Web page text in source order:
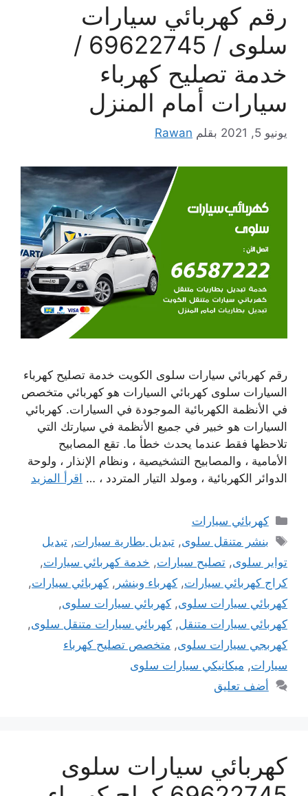
رقم كهربائي سيارات
سلوى / 69622745 /
خدمة تصليح كهرباء
سيارات أمام المنزل
يونيو 5, 2021 بقلم Rawan
رقم كهربائي سيارات سلوى الكويت خدمة تصليح كهرباء
السيارات سلوى كهربائي السيارات هو كهربائي متخصص
في الأنظمة الكهربائية الموجودة في السيارات. كهربائي
السيارات هو خبير في جميع الأنظمة في سيارتك التي
تلاحظها فقط عندما يحدث خطأ ما. تقع المصابيح
الأمامية ، والمصابيح التشخيصية ، ونظام الإنذار ، ولوحة
الدوائر الكهربائية ، ومولد التيار المتردد ، … اقرأ المزيد
التصنيفات
كهربائي سيارات
الوسوم
بنشر متنقل سلوى,تبديل بطارية سيارات,تبديل
تواير سلوى, تصليح سيارات, خدمة كهربائي سيارات,
كراج كهربائي سيارات, كهرباء وبنشر , كهربائي سيارات,
كهربائي سيارات سلوى, كهربائي سيارات سلوى,
كهربائي سيارات متنقل, كهربائي سيارات متنقل سلوى,
كهربجي سيارات سلوى, متخصص تصليح كهرباء
سيارات, ميكانيكي سيارات سلوى
أضف تعليق
كهربائي سيارات سلوى